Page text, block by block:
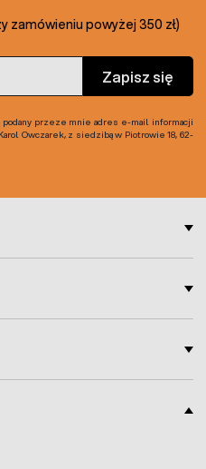
powyżej 350 zł)
Zapisz się
podany przeze mnie adres e-mail informacji
Owczarek, z siedzibą w Piotrowie 18, 62-